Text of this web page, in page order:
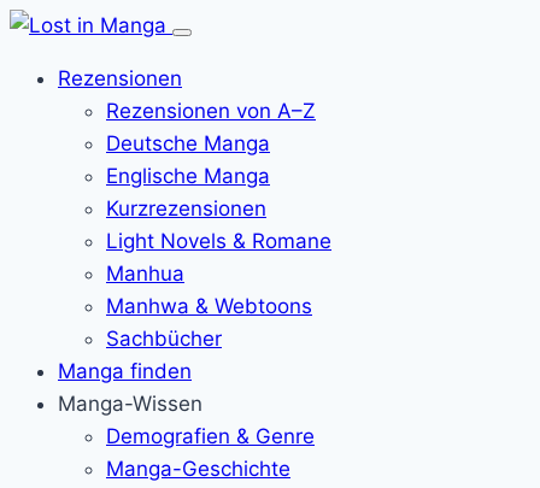
Menü
Rezensionen
Rezensionen von A–Z
Deutsche Manga
Englische Manga
Kurzrezensionen
Light Novels & Romane
Manhua
Manhwa & Webtoons
Sachbücher
Manga finden
Manga-Wissen
Demografien & Genre
Manga-Geschichte